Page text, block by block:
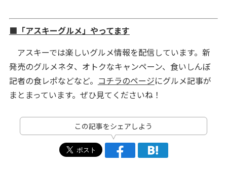
■「アスキーグルメ」やってます
アスキーでは楽しいグルメ情報を配信しています。新
発売のグルメネタ、オトクなキャンペーン、食いしんぼ
記者の食レポなどなど。 コチラのページにグルメ記事が
まとまっています。ぜひ見てくださいね！
この記事をシェアしよう